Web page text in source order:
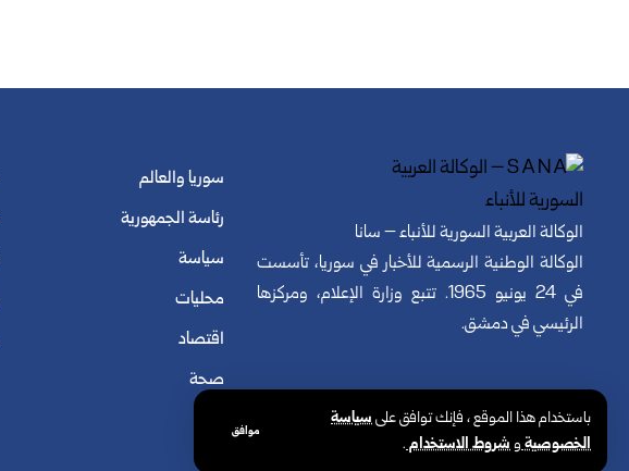
باستخدام هذا الموقع ، فإنك توافق علىسياسة
الخصوصيةوشروط الاستخدام.
موافق
الوكالة العربية السورية للأنباء – سانا
الوكالة الوطنية الرسمية للأخبار في سوريا، تأسست
في 24 يونيو 1965. تتبع وزارة الإعلام، ومركزها
الرئيسي في دمشق.
سوريا والعالم
رئاسة الجمهورية
سياسة
محليات
اقتصاد
صحة